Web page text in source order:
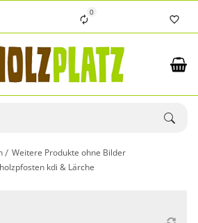
0
Weitere Produkte ohne Bilder
kdi & Lärche